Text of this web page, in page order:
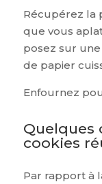
Récupérez la
que vous
posez sur
de papier
Enfournez
Quelques
cookies
Par rapport à